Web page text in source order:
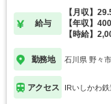
給与
【月収】
【年収】
【時給】
勤務地 石川県 野々
アクセス IRいしかわ